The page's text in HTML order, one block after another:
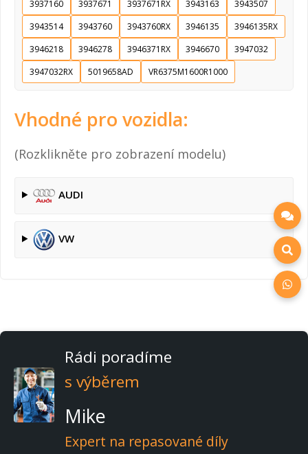
3937160
3937671 3937671RX 3943163
3943507
3943514
3943760 3943760RX 3946135
3946135RX
3946218
3946278 3946371RX 3946670
3947032
3947032RX
5019658AD VR6375M1600R1000
Vhodné pro vozidla:
(Rozklikněte pro zobrazení modelu)
AUDI
VW
Rádi poradíme
s výběrem
Mike
Expert na repasované díly